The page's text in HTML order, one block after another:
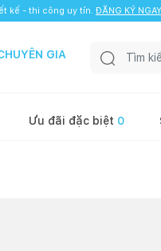
kế - thi công uy tín. ĐĂNG KÝ
GIA
Ưu đãi đặc biệt 0